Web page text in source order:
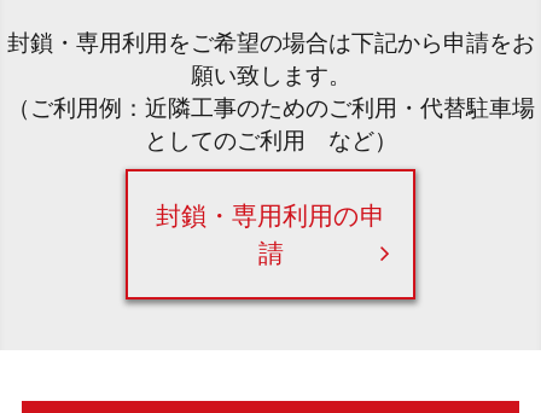
封鎖・専用利用をご希望の場合は下記から申請をお
願い致します。
（ご利用例：近隣工事のためのご利用・代替駐車場
としてのご利用 など）
封鎖・専用利用の申
請